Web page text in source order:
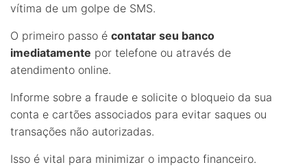
vítima de um golpe de SMS.
O primeiro passo é contatar seu banco
imediatamente por telefone ou através de
atendimento online.
Informe sobre a fraude e solicite o bloqueio da sua
conta e cartões associados para evitar saques ou
transações não autorizadas.
Isso é vital para minimizar o impacto financeiro.